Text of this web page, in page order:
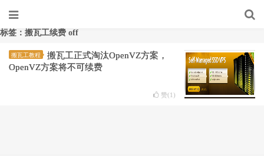
标签：搬瓦工续费 off
搬瓦工教程
搬瓦工正式淘汰OpenVZ方案，
OpenVZ方案将不可续费
赞(1 )